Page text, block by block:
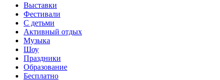
Выставки
Фестивали
С детьми
Активный отдых
Музыка
Шоу
Праздники
Образование
Бесплатно